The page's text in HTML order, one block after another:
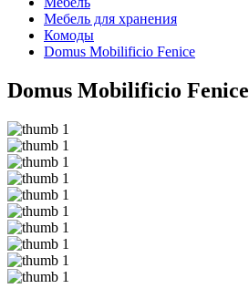
Мебель для хранения
Комоды
Domus Mobilificio Fenice
Domus Mobilificio Fenice